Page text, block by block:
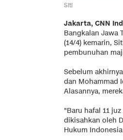
Siti
Jakarta, CNN
Bangkalan Jawa
(14/4) kemarin,
pembunuhan
Sebelum
dan Mohammad
Alasannya,
"Baru hafal 11
dikisahkan oleh
Hukum